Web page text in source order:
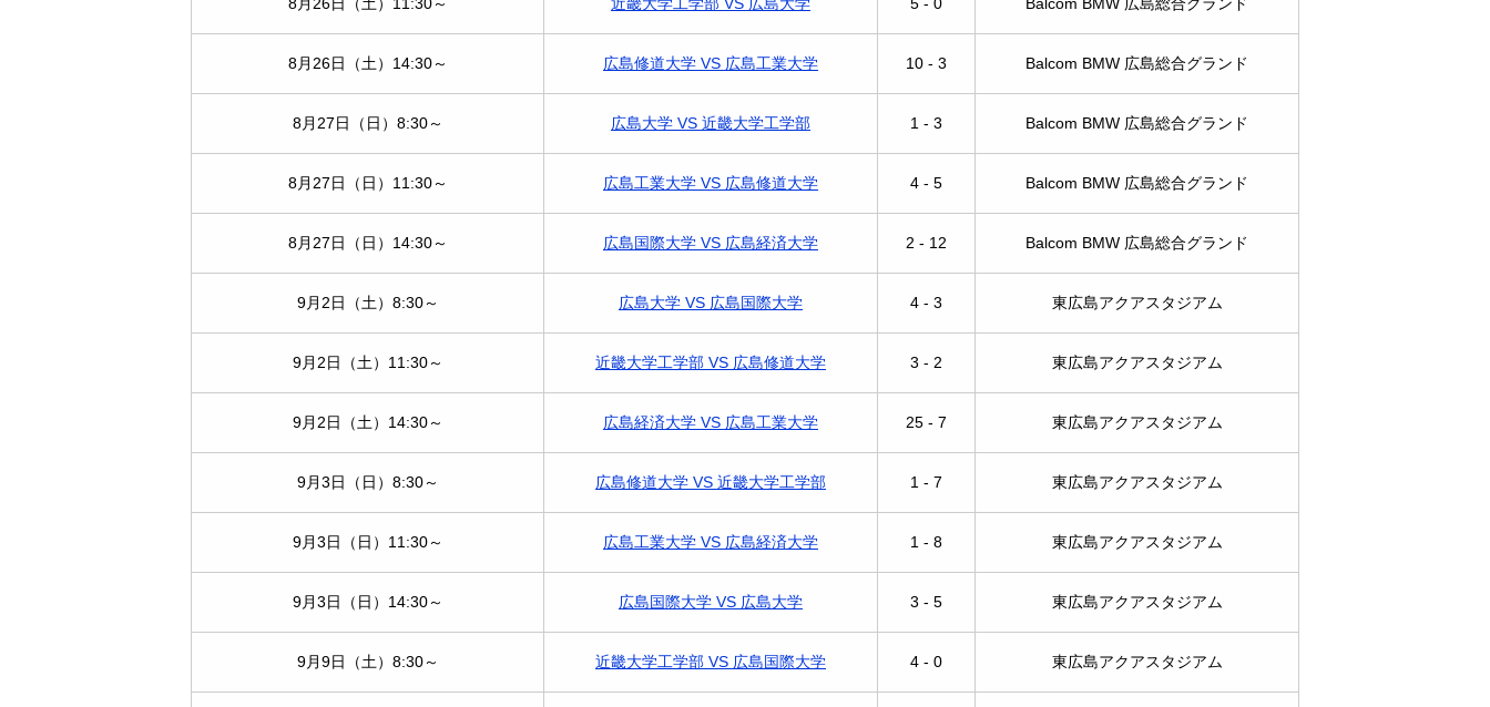
8月26日（土）14:30～ 広島修道大学 VS 広島工業大学 10 - 3 Balcom BMW 広島総合グランド
8月27日（日）8:30～ 広島大学 VS 近畿大学工学部 1 - 3 Balcom BMW 広島総合グランド
8月27日（日）11:30～ 広島工業大学 VS 広島修道大学 4 - 5 Balcom BMW 広島総合グランド
8月27日（日）14:30～ 広島国際大学 VS 広島経済大学 2 - 12 Balcom BMW 広島総合グランド
9月2日（土）8:30～ 広島大学 VS 広島国際大学 4 - 3 東広島アクアスタジアム
9月2日（土）11:30～ 近畿大学工学部 VS 広島修道大学 3 - 2 東広島アクアスタジアム
9月2日（土）14:30～ 広島経済大学 VS 広島工業大学 25 - 7 東広島アクアスタジアム
9月3日（日）8:30～ 広島修道大学 VS 近畿大学工学部 1 - 7 東広島アクアスタジアム
9月3日（日）11:30～ 広島工業大学 VS 広島経済大学 1 - 8 東広島アクアスタジアム
9月3日（日）14:30～ 広島国際大学 VS 広島大学 3 - 5 東広島アクアスタジアム
9月9日（土）8:30～ 近畿大学工学部 VS 広島国際大学 4 - 0 東広島アクアスタジアム